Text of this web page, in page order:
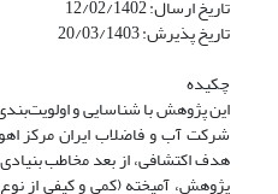
تاریخ ارسال: 12/02/1402
تاریخ پذیرش: 20/03/1403
چکیده
این پژوهش با شناسایی و
شرکت آب و فاضلاب ایران مرکز
هدف اکتشافی، از بعد مخاطب
پژوهش، آمیخته (کمی و کیفی از